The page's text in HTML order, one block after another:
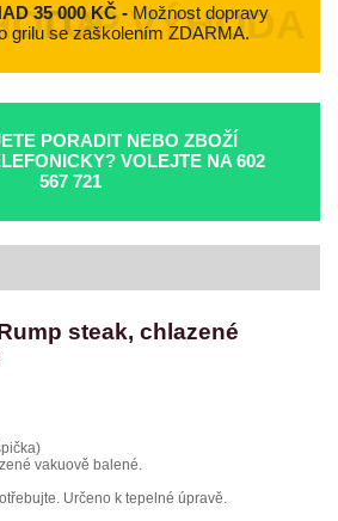
35 000 KČ - Možnost dopravy
grilu se zaškolením ZDARMA.
PORADIT NEBO ZBOŽÍ
VOLEJTE NA 602
567 721
steak, chlazené
vakuově balené.
Určeno k tepelné úpravě.